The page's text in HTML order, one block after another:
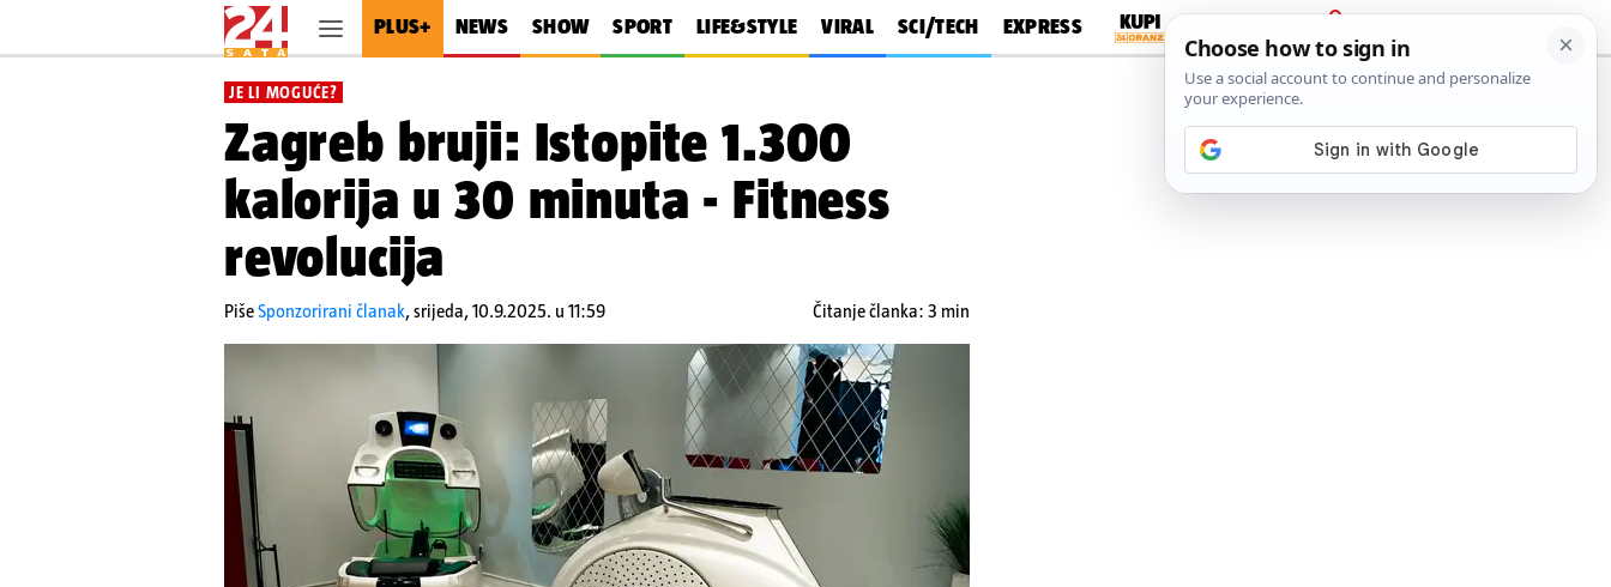
PLUS+ NEWS SHOW SPORT LIFE&STYLE VIRAL SCI/TECH EXPRESS
PRIJAVA
JE LI MOGUĆE?
Zagreb bruji: Istopite 1.300
kalorija u 30 minuta - Fitness
revolucija
PišeSponzorirani članak,srijeda, 10.9.2025. u 11:59 Čitanje članka: 3 min